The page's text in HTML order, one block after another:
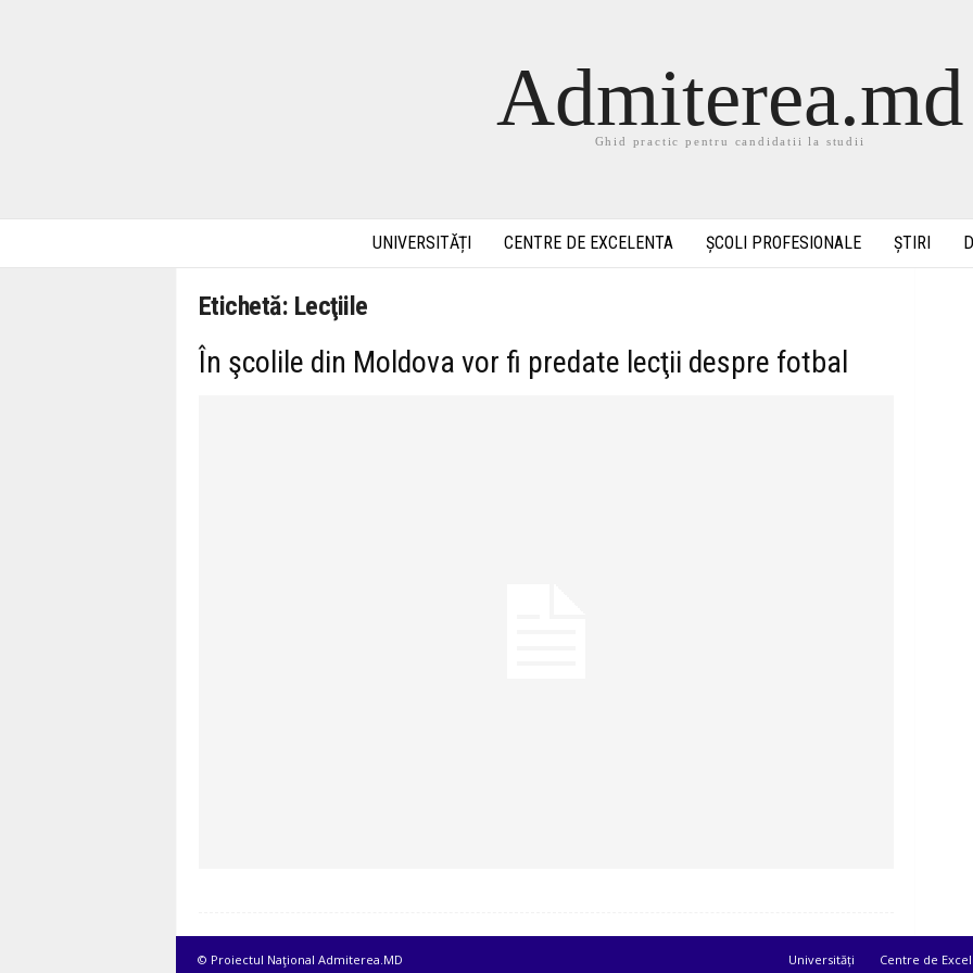
Admiterea.md
Ghid practic pentru candidatii la studii
UNIVERSITĂȚI CENTRE DE EXCELENTA ȘCOLI PROFESIONALE ȘTIRI
Etichetă: Lecţiile
În şcolile din Moldova vor fi predate lecţii despre fotbal
Universități Centre de
© Proiectul Naţional Admiterea.MD